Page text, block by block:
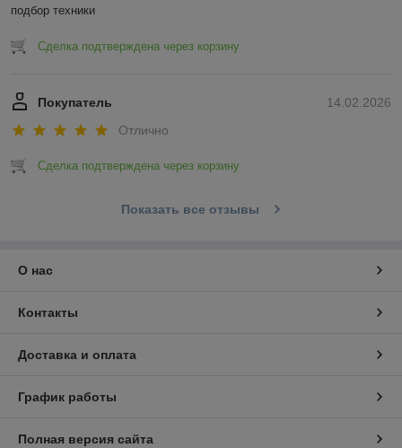
подбор техники
Сделка подтверждена через корзину
14.02.2026
Покупатель
Отлично
Сделка подтверждена через корзину
Показать все отзывы
О нас
Контакты
Доставка и оплата
График работы
Полная версия сайта